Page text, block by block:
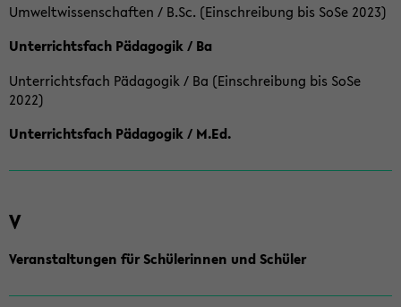
Umweltwissenschaften / B.Sc. (Einschreibung bis SoSe 2023)
Unterrichtsfach Pädagogik / Ba
Unterrichtsfach Pädagogik / Ba (Einschreibung bis SoSe
2022)
Unterrichtsfach Pädagogik / M.Ed.
V
Veranstaltungen für Schülerinnen und Schüler